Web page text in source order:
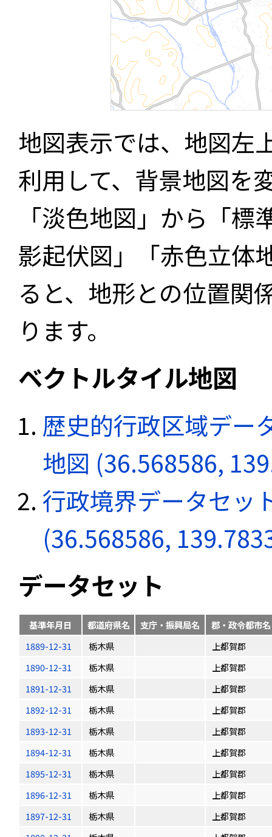
地図表示では、地図左
利用して、背景地図を
「淡色地図」から「
影起伏図」「赤色立体
ると、地形との位置関
ります。
ベクトルタイル地図
歴史的行政区域デー
地図 (36.568586,
行政境界データセッ
(36.568586,
データセット
基準年月日 都道府県名 支庁・振興局名
郡・政令都市名
1889-12-31
栃木県
上都賀郡
1890-12-31
栃木県
上都賀郡
1891-12-31
栃木県
上都賀郡
1892-12-31
栃木県
上都賀郡
1893-12-31
栃木県
上都賀郡
1894-12-31
栃木県
上都賀郡
1895-12-31
栃木県
上都賀郡
1896-12-31
栃木県
上都賀郡
1897-12-31
栃木県
上都賀郡